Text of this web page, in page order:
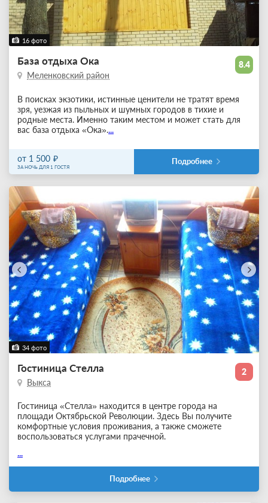
16 фото
8.4
База отдыха Ока
Меленковский район
В поисках экзотики, истинные ценители не тратят время
зря, уезжая из пыльных и шумных городов в тихие и
родные места. Именно таким местом и может стать для
вас база отдыха «Ока»....
от 1 500
ЗА НОЧЬ ДЛЯ 1 ГОСТЯ
Подробнее
34 фото
2
Гостиница Стелла
Выкса
Гостиница «Стелла» находится в центре города на
площади Октябрьской Революции. Здесь Вы получите
комфортные условия проживания, а также сможете
воспользоваться услугами прачечной.
...
Подробнее